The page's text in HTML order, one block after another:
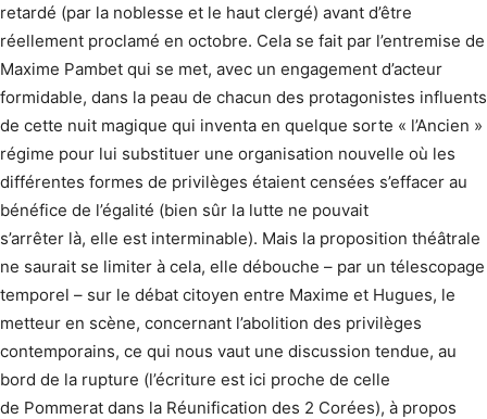
retardé (par la noblesse et le haut clergé) avant d’être
réellement proclamé en octobre. Cela se fait par l’entremise de
Maxime Pambet qui se met, avec un engagement d’acteur
formidable, dans la peau de chacun des protagonistes influents
de cette nuit magique qui inventa en quelque sorte « l’Ancien »
régime pour lui substituer une organisation nouvelle où les
différentes formes de privilèges étaient censées s’effacer au
bénéfice de l’égalité (bien sûr la lutte ne pouvait
s’arrêter là, elle est interminable). Mais la proposition théâtrale
ne saurait se limiter à cela, elle débouche – par un télescopage
temporel – sur le débat citoyen entre Maxime et Hugues, le
metteur en scène, concernant l’abolition des privilèges
contemporains, ce qui nous vaut une discussion tendue, au
bord de la rupture (l’écriture est ici proche de celle
de Pommerat dans la Réunification des 2 Corées), à propos